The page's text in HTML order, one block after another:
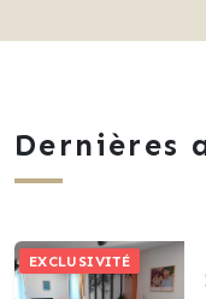
Dernières
EXCLUSIVITÉ